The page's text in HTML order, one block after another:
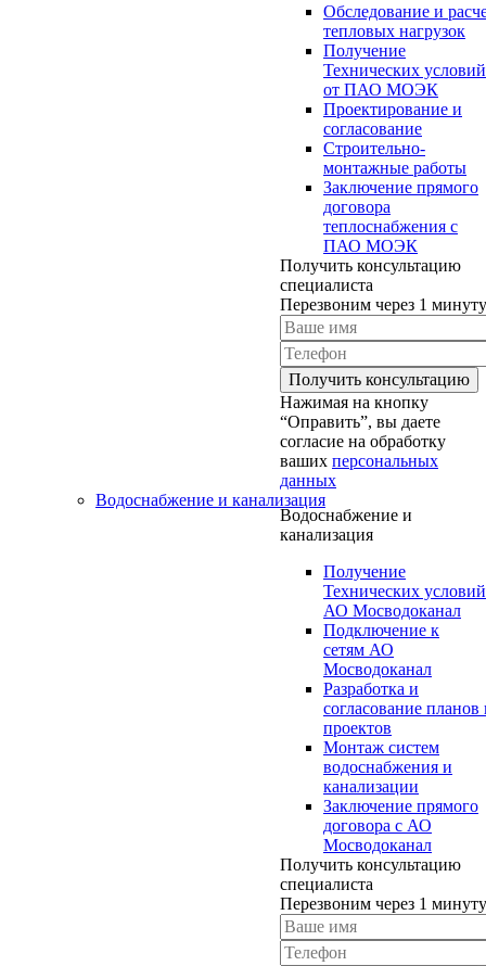
Обследование и
тепловых нагрузок
Получение
Технических условий
от ПАО МОЭК
Проектирование и
согласование
Строительно-
монтажные работы
Заключение прямого
договора
теплоснабжения с
ПАО МОЭК
Получить консультацию
специалиста
Перезвоним через 1 минуту
Нажимая на кнопку
“Оправить”, вы даете
согласие на обработку
ваших персональных
данных
Водоснабжение и канализация
Водоснабжение и
канализация
Получение
Технических условий
АО Мосводоканал
Подключение к
сетям АО
Мосводоканал
Разработка и
согласование планов
проектов
Монтаж систем
водоснабжения и
канализации
Заключение прямого
договора с АО
Мосводоканал
Получить консультацию
специалиста
Перезвоним через 1 минуту